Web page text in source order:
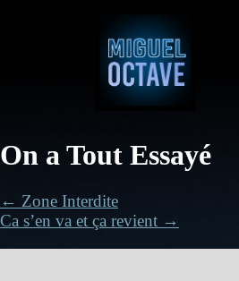
On a Tout Essayé
← Zone Interdite
Ca s’en va et ça revient →